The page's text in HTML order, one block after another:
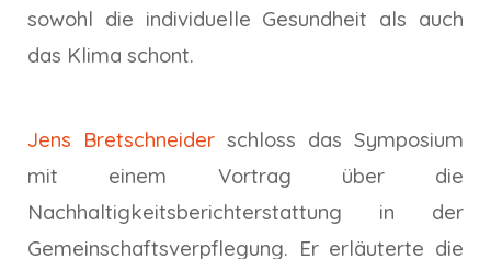
sowohl die individuelle Gesundheit als auch
das Klima schont.
Jens Bretschneider schloss das Symposium
mit einem Vortrag über die
Nachhaltigkeitsberichterstattung in der
Gemeinschaftsverpflegung. Er erläuterte die